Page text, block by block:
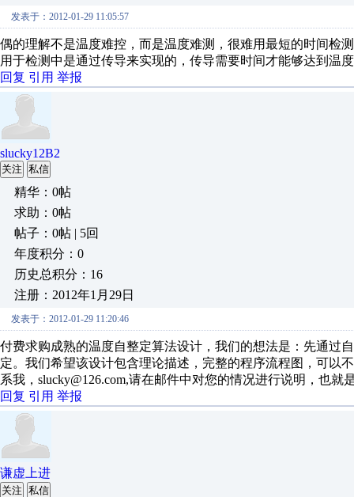
发表于：2012-01-29 11:05:57
偶的理解不是温度难控，而是温度难测，很难用最短的时间检
用于检测中是通过传导来实现的，传导需要时间才能够达到温
回复 引用 举报
slucky12B2
关注 私信
精华：0帖
求助：0帖
帖子：0帖 | 5回
年度积分：0
历史总积分：16
注册：2012年1月29日
发表于：2012-01-29 11:20:46
付费求购成熟的温度自整定算法设计，我们的想法是：先通过
定。我们希望该设计包含理论描述，完整的程序流程图，可以
系我，slucky@126.com,请在邮件中对您的情况进行说明，也就
回复 引用 举报
谦虚上进
关注 私信